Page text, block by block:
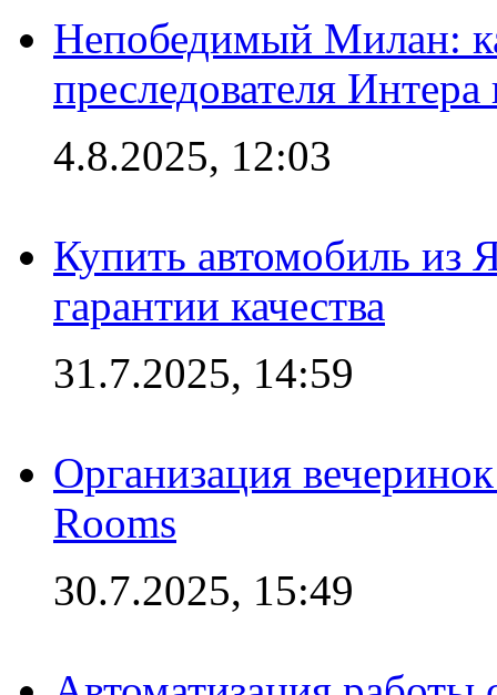
Непобедимый Милан:
преследователя
4.8.2025, 12:03
Купить автомобиль из
гарантии качества
31.7.2025, 14:59
Организация
Rooms
30.7.2025, 15:49